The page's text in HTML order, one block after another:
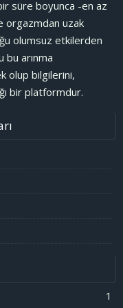
süre boyunca -en az
orgazmdan uzak
olumsuz etkilerden
bu arınma
olup bilgilerini,
bir platformdur.
1